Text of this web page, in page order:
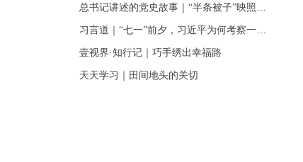
壹视界·知行记｜巧手绣出幸福路
天天学习｜田间地头的关切